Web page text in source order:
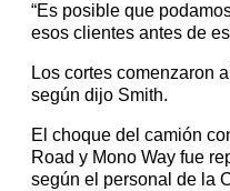
“Es posible que
esos clientes antes de
Los cortes comenzaron
según dijo Smith.
El choque del camión
Road y Mono Way fue
según el personal de la